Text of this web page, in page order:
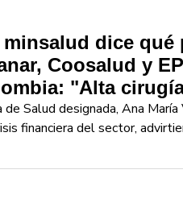
minsalud dice qué
Coosalud y
"Alta
de Salud designada, Ana
financiera del sector,